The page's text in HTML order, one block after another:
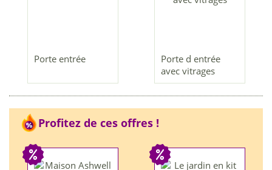
Porte entrée
Porte d entrée
avec vitrages
Profitez de ces offres !